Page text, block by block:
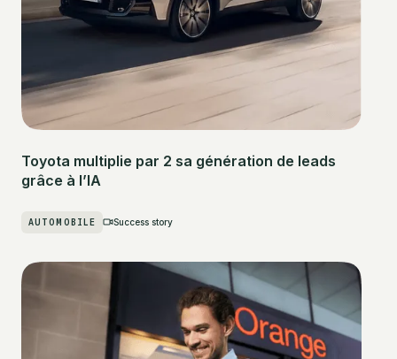
Toyota multiplie par 2 sa génération de leads
grâce à l’IA
AUTOMOBILE Success story